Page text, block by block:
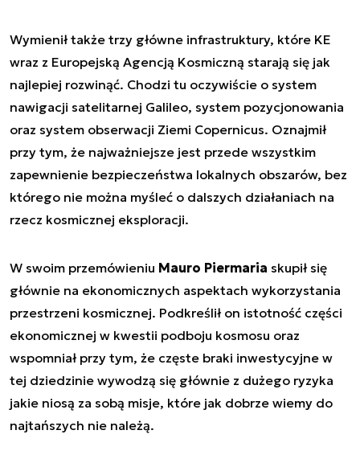
Wymienił także trzy główne infrastruktury, które KE
wraz z Europejską Agencją Kosmiczną starają się jak
najlepiej rozwinąć. Chodzi tu oczywiście o system
nawigacji satelitarnej Galileo, system pozycjonowania
oraz system obserwacji Ziemi Copernicus. Oznajmił
przy tym, że najważniejsze jest przede wszystkim
zapewnienie bezpieczeństwa lokalnych obszarów, bez
którego nie można myśleć o dalszych działaniach na
rzecz kosmicznej eksploracji.
W swoim przemówieniu Mauro Piermaria skupił się
głównie na ekonomicznych aspektach wykorzystania
przestrzeni kosmicznej. Podkreślił on istotność części
ekonomicznej w kwestii podboju kosmosu oraz
wspomniał przy tym, że częste braki inwestycyjne w
tej dziedzinie wywodzą się głównie z dużego ryzyka
jakie niosą za sobą misje, które jak dobrze wiemy do
najtańszych nie należą.